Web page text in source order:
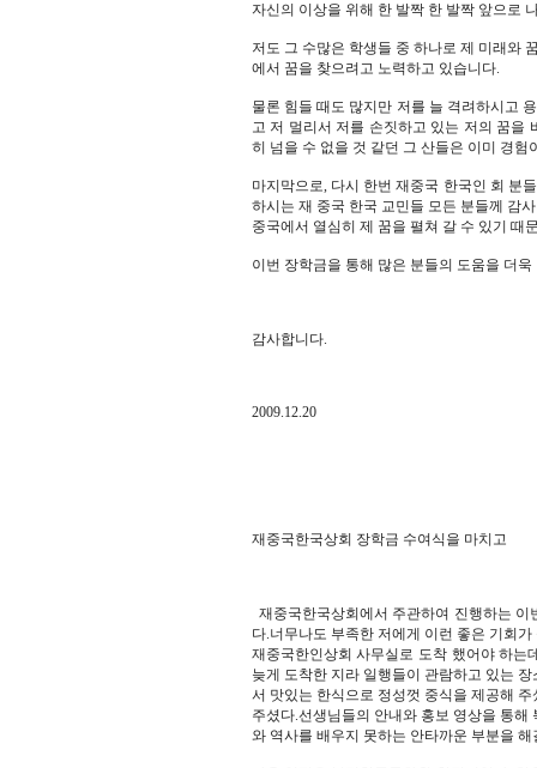
자신의 이상을 위해 한 발짝 한 발짝 앞으로
저도 그 수많은 학생들 중 하나로 제 미래와
에서 꿈을 찾으려고 노력하고 있습니다.
물론 힘들 때도 많지만 저를 늘 격려하시고
고 저 멀리서 저를 손짓하고 있는 저의 꿈을
히 넘을 수 없을 것 같던 그 산들은 이미 경
마지막으로, 다시 한번 재중국 한국인 회 분
하시는 재 중국 한국 교민들 모든 분들께 감
중국에서 열심히 제 꿈을 펼쳐 갈 수 있기 때
이번 장학금을 통해 많은 분들의 도움을 더
감사합니다.
2009.12.20
재중국한국상회 장학금 수여식을 마치고
재중국한국상회에서 주관하여 진행하는
다.너무나도 부족한 저에게 이런 좋은 기회
재중국한인상회 사무실로 도착 했어야 하
늦게 도착한 지라 일행들이 관람하고 있는
서 맛있는 한식으로 정성껏 중식을 제공해
주셨다.선생님들의 안내와 홍보 영상을 통
와 역사를 배우지 못하는 안타까운 부분을